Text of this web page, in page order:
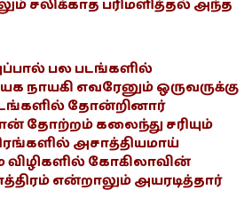
சலிக்காத பரிமளித்தல் அந்த
பல படங்களில்
நாயகி எவரேனும் ஒருவருக்கு
தோன்றினார்
தோற்றம் கலைந்து சரியும்
அசாத்தியமாய்
விழிகளில் கோகிலாவின்
என்றாலும் அயரடித்தார்